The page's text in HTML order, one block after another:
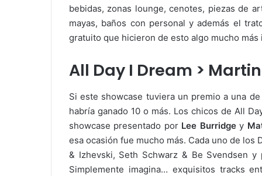
bebidas, zonas lounge, cenotes, piezas de
mayas, baños con personal y además el
gratuito que hicieron de esto algo mucho más
All Day I Dream >
Si este showcase tuviera un premio a una
habría ganado 10 o más. Los chicos de All
showcase presentado por Lee Burridgey
esa ocasión fue mucho más. Cada uno de
& Izhevski, Seth Schwarz & Be Svendsen
Simplemente imagina… exquisitos tracks